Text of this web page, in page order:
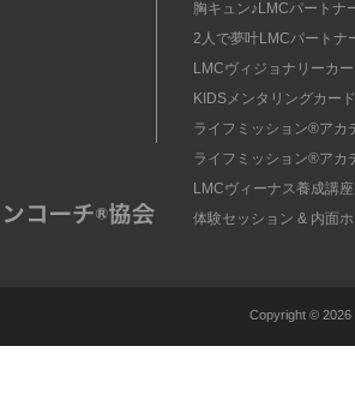
胸キュン♪LMCパートナ
2人で夢叶LMCパートナ
LMCヴィジョナリーカ
KIDSメンタリングカー
ライフミッション®︎アカ
ライフミッション®︎アカ
LMCヴィーナス養成講座
体験セッション & 内面
Copyright © 2026